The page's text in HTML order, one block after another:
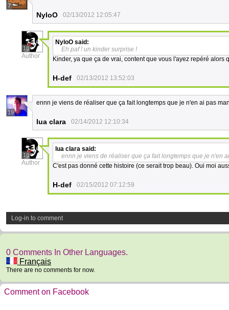
7
NyloO 02/13/2012 12:05:47
18
Author
NyloO said:
Eh paf ! un kinder surprise !
Kinder, ya que ça de vrai, content que vous l'ayez repéré alors
H-def 02/13/2012 13:52:03
19
ennn je viens de réaliser que ça fait longtemps que je n'en ai pas
lua clara 02/14/2012 12:10:34
18
Author
lua clara said:
ennn je viens de réaliser que ça fait longtemps que je n'en
C'est pas donné cette histoire (ce serait trop beau). Oui moi
H-def 02/15/2012 07:12:59
Log-in to comment
0 Comments In Other Languages.
Français
There are no comments for now.
Comment on Facebook